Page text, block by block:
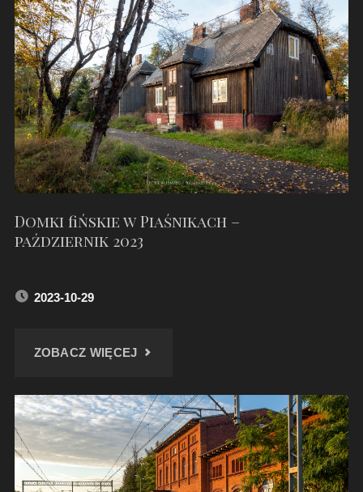
ZNOWU
NA
TORACH"
Domki fińskie w Piaśnikach –
październik 2023
2023-10-29
ZOBACZ WIĘCEJ"DOMKI
FIŃSKIE
W
PIAŚNIKACH